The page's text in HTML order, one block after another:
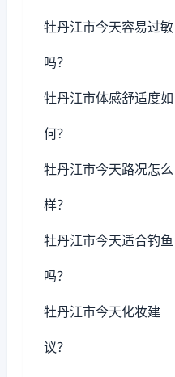
牡丹江市今天容易过敏
吗？
牡丹江市体感舒适度如
何？
牡丹江市今天路况怎么
样？
牡丹江市今天适合钓鱼
吗？
牡丹江市今天化妆建
议？